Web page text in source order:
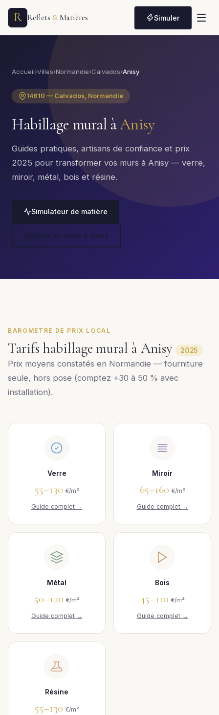
R Reflets &Matières Simuler
Accueil›Villes›Normandie›Calvados›Anisy
14610 — Calvados, Normandie
Habillage mural àAnisy
Guides pratiques, artisans de confiance et prix
2025 pour transformer vos murs à Anisy — verre,
miroir, métal, bois et résine.
Simulateur de matière
Obtenir un devis à Anisy
BAROMÈTRE DE PRIX LOCAL
Tarifs habillage mural à Anisy 2025
Prix moyens constatés en Normandie — fourniture
seule, hors pose (comptez +30 à 50 % avec
installation).
Verre
55–130 €/m²
Guide complet →
Miroir
65–160 €/m²
Guide complet →
Métal
50–120 €/m²
Guide complet →
Bois
45–110 €/m²
Guide complet →
Résine
55–130 €/m²